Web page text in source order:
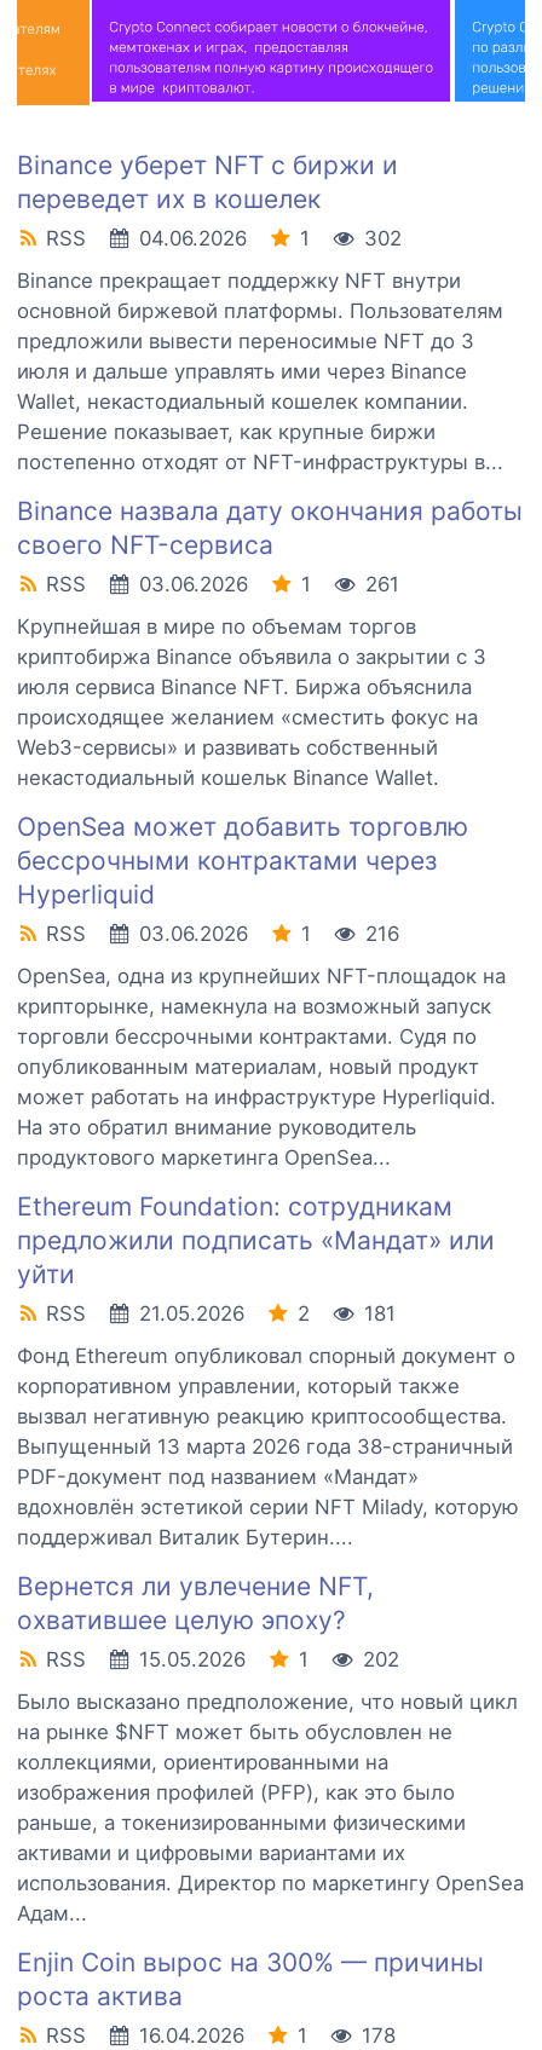
Binance уберет NFT с биржи и
переведет их в кошелек
RSS 04.06.2026 1
302
Binance прекращает поддержку NFT внутри
основной биржевой платформы. Пользователям
предложили вывести переносимые NFT до 3
июля и дальше управлять ими через Binance
Wallet, некастодиальный кошелек компании.
Решение показывает, как крупные биржи
постепенно отходят от NFT-инфраструктуры в...
Binance назвала дату окончания работы
своего NFT-сервиса
RSS 03.06.2026 1
261
Крупнейшая в мире по объемам торгов
криптобиржа Binance объявила о закрытии с 3
июля сервиса Binance NFT. Биржа объяснила
происходящее желанием «сместить фокус на
Web3-сервисы» и развивать собственный
некастодиальный кошельк Binance Wallet.
OpenSea может добавить торговлю
бессрочными контрактами через
Hyperliquid
RSS 03.06.2026 1
216
OpenSea, одна из крупнейших NFT-площадок на
крипторынке, намекнула на возможный запуск
торговли бессрочными контрактами. Судя по
опубликованным материалам, новый продукт
может работать на инфраструктуре Hyperliquid.
На это обратил внимание руководитель
продуктового маркетинга OpenSea...
Ethereum Foundation: сотрудникам
предложили подписать «Мандат» или
уйти
RSS 21.05.2026 2
181
Фонд Ethereum опубликовал спорный документ о
корпоративном управлении, который также
вызвал негативную реакцию криптосообщества.
Выпущенный 13 марта 2026 года 38-страничный
PDF-документ под названием «Мандат»
вдохновлён эстетикой серии NFT Milady, которую
поддерживал Виталик Бутерин....
Вернется ли увлечение NFT,
охватившее целую эпоху?
RSS 15.05.2026 1
202
Было высказано предположение, что новый цикл
на рынке $NFT может быть обусловлен не
коллекциями, ориентированными на
изображения профилей (PFP), как это было
раньше, а токенизированными физическими
активами и цифровыми вариантами их
использования. Директор по маркетингу OpenSea
Адам...
Enjin Coin вырос на 300% — причины
роста актива
RSS 16.04.2026 1
178